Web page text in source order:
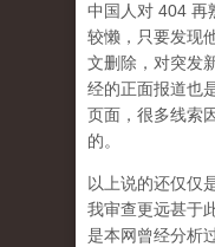
中国人对 404 再
较懒，只要发现
文删除，对突发
经的正面报道也
页面， 很多线索
的。
以上说的还仅仅
我审查更远甚于
是本网曾经分析